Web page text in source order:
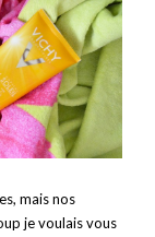
mais nos
je voulais vous